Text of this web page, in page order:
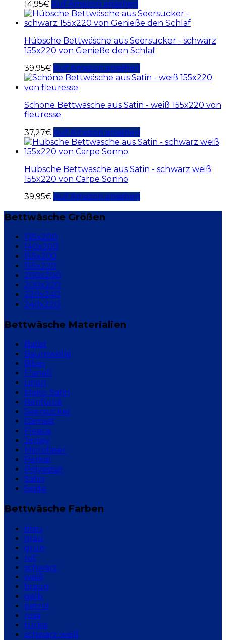
14,95€ Auf Amazon ansehen
Hübsche Bettwäsche aus Seersucker - schwarz
155x220 von Genieße den Schlaf
39,95€ Auf Amazon ansehen
Schöne Bettwäsche aus Satin - weiß 155x220 von
fleuresse
37,27€ Auf Amazon ansehen
Hübsche Bettwäsche aus Satin - schwarz weiß
155x220 von Carpe Sonno
39,95€ Auf Amazon ansehen
Bettwäsche Größen
135x200
140x200
155x200
155x220
200x200
200x220
220x240
240x220
Bettwäsche Materialien
Batist
Baumwolle
Biber
Flanell
Linon
Mako-Satin
Renforcé
Seersucker
Damast
Fleece
Jersey
Microfaser
Perkal
Polyester
Satin
Seide
Bettwäsche Farben
blau
grau
grün
rot
schwarz
weiß
braun
gelb
petrol
rosa
türkis
schwarz weiß